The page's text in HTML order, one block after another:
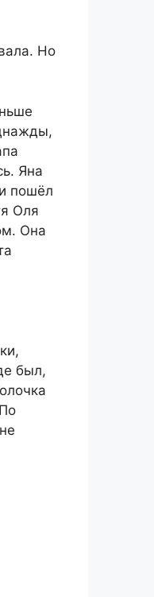
Но
Яна
пошёл
Оля
Она
был,